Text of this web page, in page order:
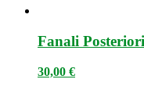
Fanali
30,00 €